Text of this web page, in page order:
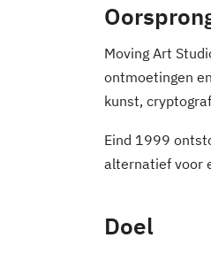
Moving Art
ontmoetingen
kunst,
Eind 1999
alternatief voor
Doel